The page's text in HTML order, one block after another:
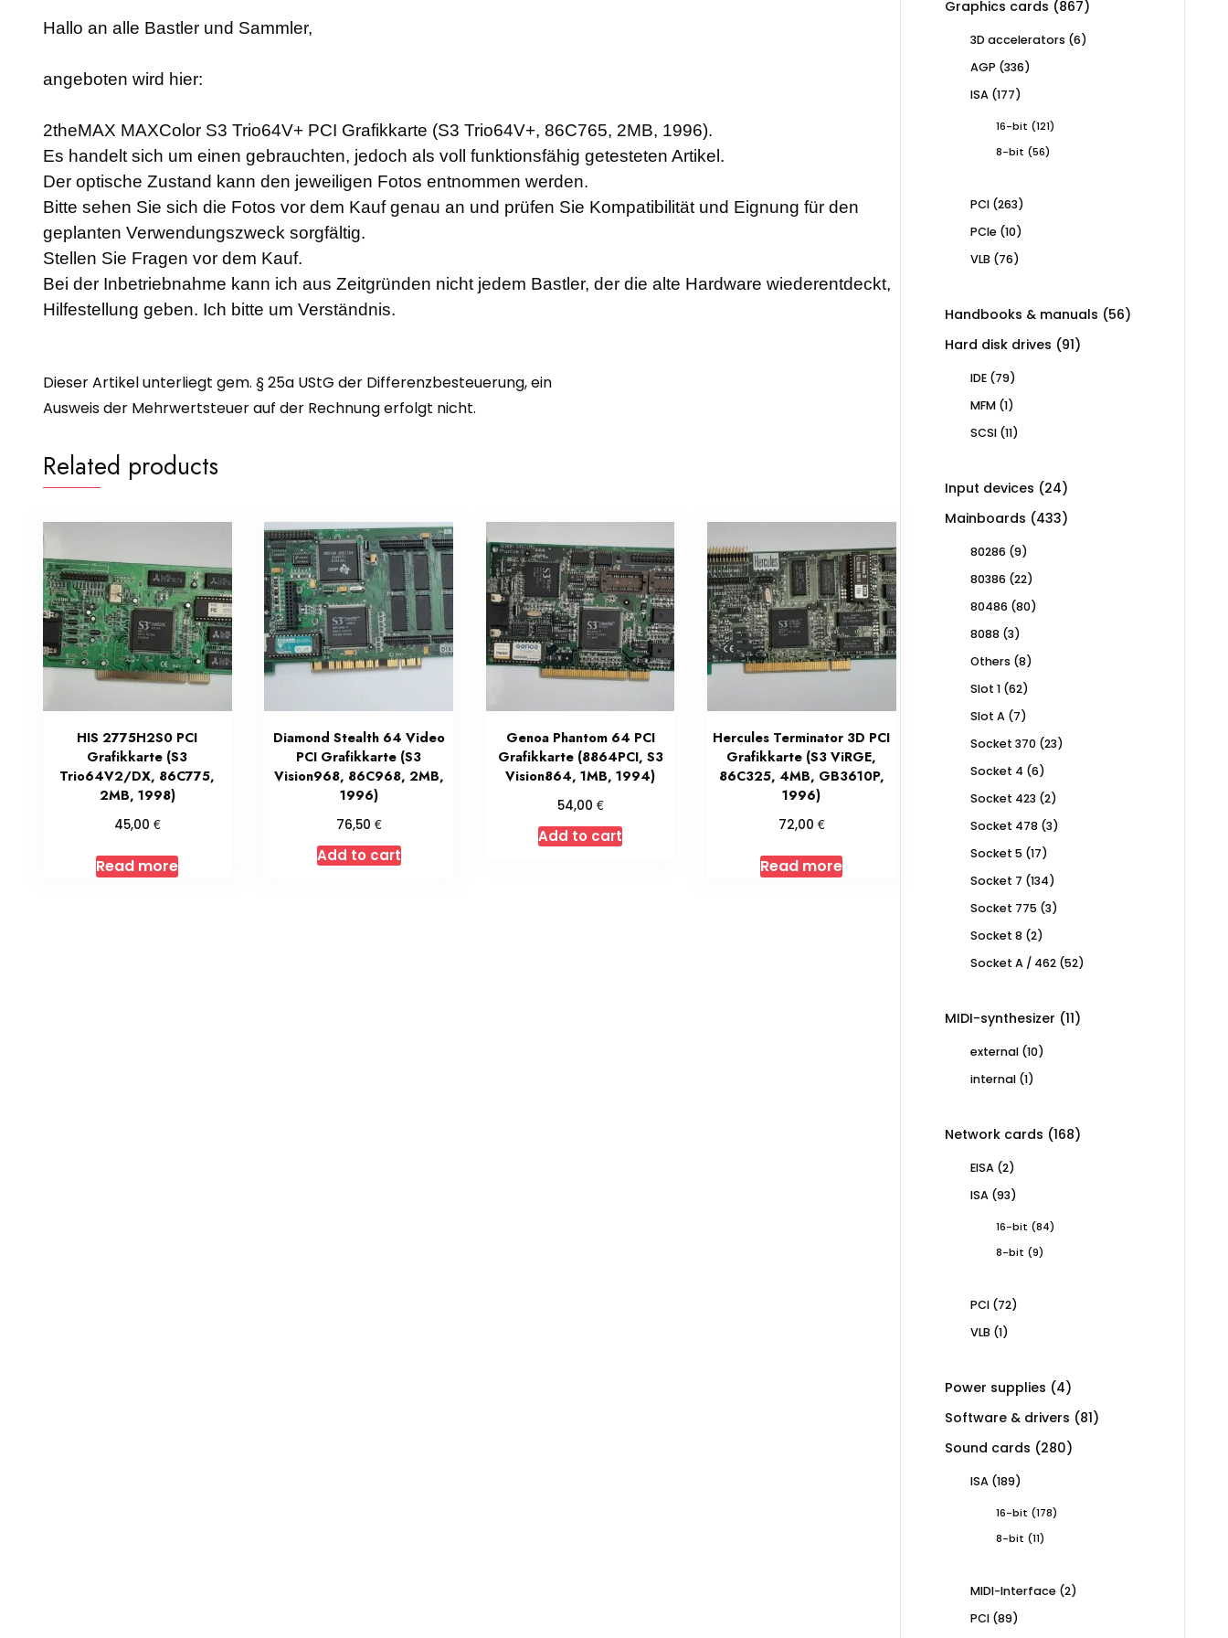
Hallo an alle Bastler und Sammler,
angeboten wird hier:
2theMAX MAXColor S3 Trio64V+ PCI Grafikkarte (S3 Trio64V+, 86C765, 2MB, 1996).
Es handelt sich um einen gebrauchten, jedoch als voll funktionsfähig getesteten Artikel.
Der optische Zustand kann den jeweiligen Fotos entnommen werden.
Bitte sehen Sie sich die Fotos vor dem Kauf genau an und prüfen Sie Kompatibilität und Eignung für den
geplanten Verwendungszweck sorgfältig.
Stellen Sie Fragen vor dem Kauf.
Bei der Inbetriebnahme kann ich aus Zeitgründen nicht jedem Bastler, der die alte Hardware wiederentdeckt,
Hilfestellung geben. Ich bitte um Verständnis.
Dieser Artikel unterliegt gem. § 25a UStG der Differenzbesteuerung, ein
Ausweis der Mehrwertsteuer auf der Rechnung erfolgt nicht.
Related products
HIS 2775H2S0 PCI
Grafikkarte (S3
Trio64V2/DX, 86C775,
2MB, 1998)
45,00 €
Read more
Diamond Stealth 64 Video
PCI Grafikkarte (S3
Vision968, 86C968, 2MB,
1996)
76,50 €
Add to cart
Genoa Phantom 64 PCI
Grafikkarte (8864PCI, S3
Vision864, 1MB, 1994)
54,00 €
Add to cart
Hercules Terminator 3D PCI
Grafikkarte (S3 ViRGE,
86C325, 4MB, GB3610P,
1996)
72,00 €
Read more
Graphics cards 867867
3D accelerators 66
AGP 336336
ISA 177177
16-bit 121121
8-bit 5656
PCI 263263
PCIe 1010
VLB 7676
Handbooks & manuals 5656
Hard disk drives 9191
IDE 7979
MFM 11
SCSI 1111
Input devices 2424
products
Mainboards 433433
80286 99
80386 2222
80486 8080
8088 33
Others 88
Slot 1 6262
Slot A 77
Socket 370 2323
Socket 4 66
Socket 423 22
Socket 478 33
Socket 5 1717
Socket 7 134134
Socket 775 33
Socket 8 22
Socket A / 462 5252
MIDI-synthesizer 1111
external 1010
internal 11
Network cards 168168
EISA 22
ISA 9393
16-bit 8484
8-bit 99
PCI 7272
VLB 11
Power supplies 44
products
Software & drivers 8181
Sound cards 280280
ISA 189189
16-bit 178178
8-bit 1111
MIDI-Interface 22
PCI 8989